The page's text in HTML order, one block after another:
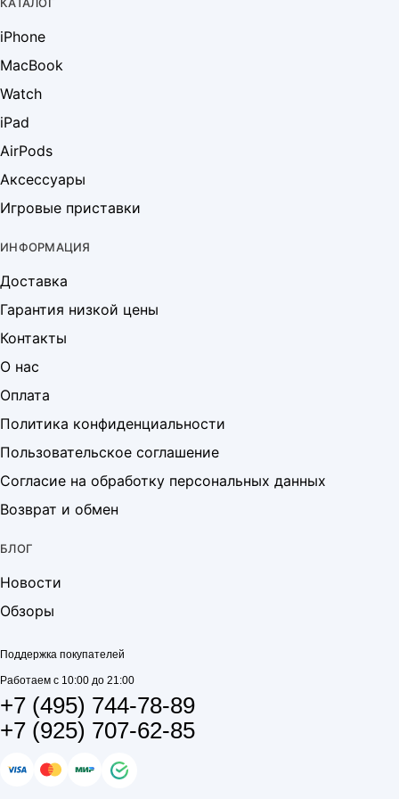
iPhone
MacBook
Watch
iPad
AirPods
Аксессуары
Игровые приставки
ИНФОРМАЦИЯ
Доставка
Гарантия низкой цены
Контакты
О нас
Оплата
Политика конфиденциальности
Пользовательское соглашение
Согласие на обработку персональных данных
Возврат и обмен
БЛОГ
Новости
Обзоры
Поддержка покупателей
Работаем с 10:00 до 21:00
+7 (495) 744-78-89
+7 (925) 707-62-85